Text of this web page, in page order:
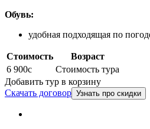
Обувь:
удобная подходящая по
Стоимость
Возраст
6 900c
Стоимость тура
Добавить тур в корзину
Скачать договор Узнать про скидки